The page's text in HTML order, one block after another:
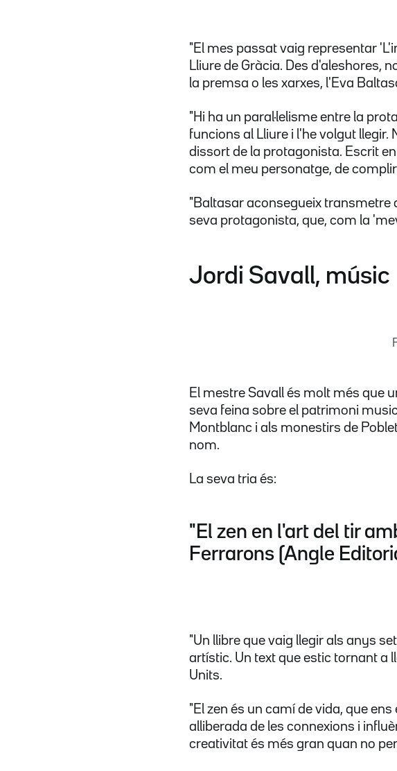
"El mes passat vaig representar
Lliure de Gràcia. Des d'aleshores,
la premsa o les xarxes, l'Eva
"Hi ha un paral·lelisme entre la
funcions al Lliure i l'he volgut
dissort de la protagonista. Escrit
com el meu personatge, de
"Baltasar aconsegueix transmetre
seva protagonista, que, com la
Jordi Savall, músic
El mestre Savall és molt més que
seva feina sobre el patrimoni
Montblanc i als monestirs de
nom.
La seva tria és:
"El zen en l'art del tir
Ferrarons (Angle
"Un llibre que vaig llegir als anys
artístic. Un text que estic tornant a
Units.
"El zen és un camí de vida, que
alliberada de les connexions i
creativitat és més gran quan no